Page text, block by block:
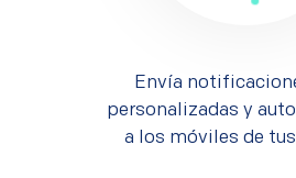
Envía
personalizadas y
a los móviles de